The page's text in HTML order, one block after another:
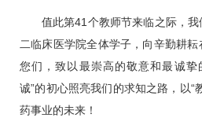
值此第41个教师节来临之际，
二临床医学院全体学子，向辛勤耕
您们，致以最崇高的敬意和最诚挚
诚”的初心照亮我们的求知之路，以“
药事业的未来！